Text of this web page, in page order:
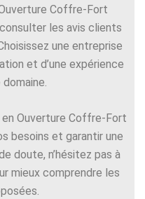
Coffre-Fort
les avis clients
une entreprise
et d’une expérience
Ouverture Coffre-Fort
besoins et garantir une
doute, n’hésitez pas à
mieux comprendre les